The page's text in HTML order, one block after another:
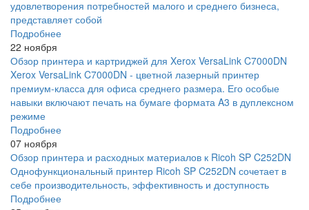
удовлетворения потребностей малого и среднего бизнеса,
представляет собой
Подробнее
22 ноября
Обзор принтера и картриджей для Xerox VersaLink C7000DN
Xerox VersaLink C7000DN - цветной лазерный принтер
премиум-класса для офиса среднего размера. Его особые
навыки включают печать на бумаге формата A3 в дуплексном
режиме
Подробнее
07 ноября
Обзор принтера и расходных материалов к Ricoh SP C252DN
Однофункциональный принтер Ricoh SP C252DN сочетает в
себе производительность, эффективность и доступность
Подробнее